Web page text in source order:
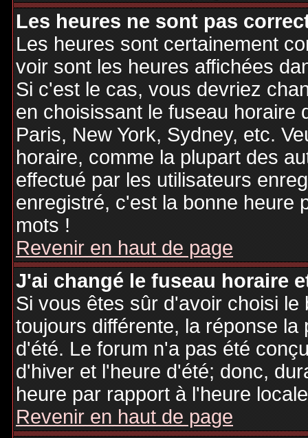
Les heures ne sont pas
Les heures sont certainement
voir sont les heures affichées
Si c'est le cas, vous devriez
en choisissant le fuseau horaire
Paris, New York, Sydney, etc.
horaire, comme la plupart des
effectué par les utilisateurs
enregistré, c'est la bonne heure
mots !
Revenir en haut de page
J'ai changé le fuseau horaire
Si vous êtes sûr d'avoir choisi
toujours différente, la réponse
d'été. Le forum n'a pas été
d'hiver et l'heure d'été; donc,
heure par rapport à l'heure
Revenir en haut de page